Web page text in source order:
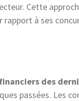
Cette
à ses
des
passées. Les